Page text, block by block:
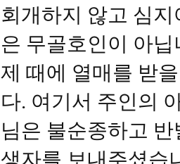
회개하지 않고 심
은 무골호인이 아
제 때에 열매를 받
다. 여기서 주인의
님은 불순종하고
생자를 보내주셨습